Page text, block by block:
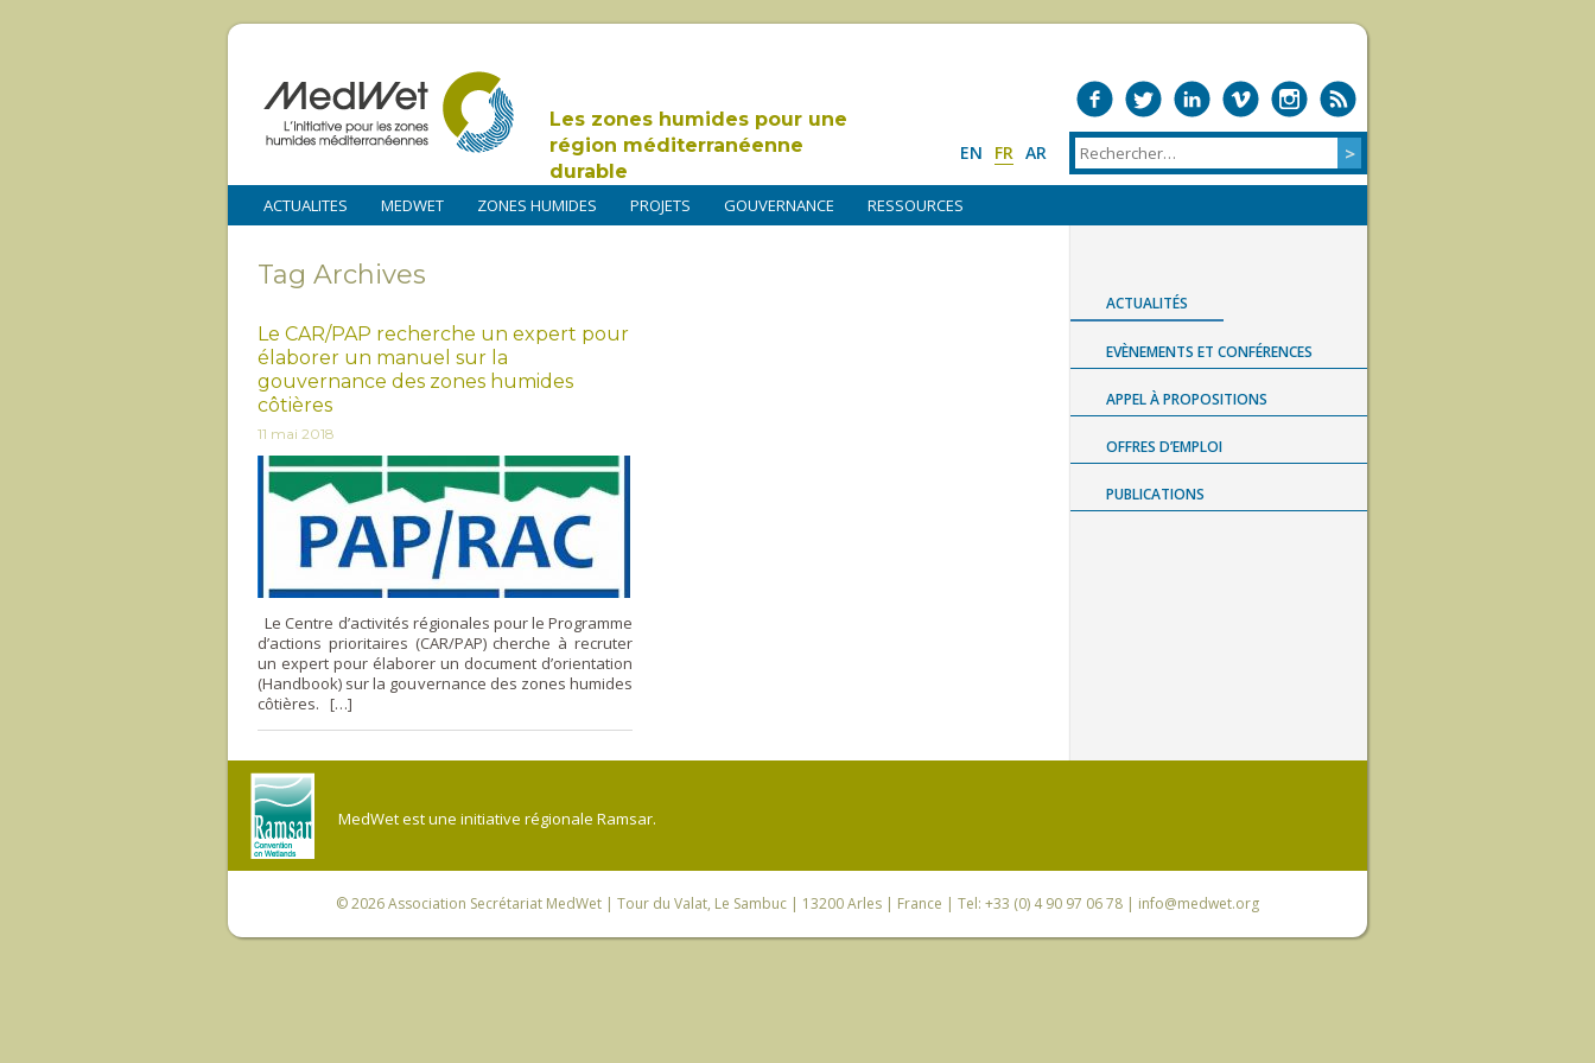
Les zones humides pour une
région méditerranéenne
durable
EN FR AR
ACTUALITES MEDWET ZONES HUMIDES PROJETS GOUVERNANCE RESSOURCES
Tag Archives
Le CAR/PAP recherche un expert pour
élaborer un manuel sur la
gouvernance des zones humides
côtières
11 mai 2018
Le Centre d’activités régionales pour le Programme
d’actions prioritaires (CAR/PAP) cherche à recruter
un expert pour élaborer un document d’orientation
(Handbook) sur la gouvernance des zones humides
côtières. […]
ACTUALITÉS
EVÈNEMENTS ET CONFÉRENCES
APPEL À PROPOSITIONS
OFFRES D’EMPLOI
PUBLICATIONS
MedWet est une initiative régionale Ramsar.
© 2026Association Secrétariat MedWet | Tour du Valat, Le Sambuc | 13200 Arles | France | Tel: +33 (0) 4 90 97 06 78 | info@medwet.org